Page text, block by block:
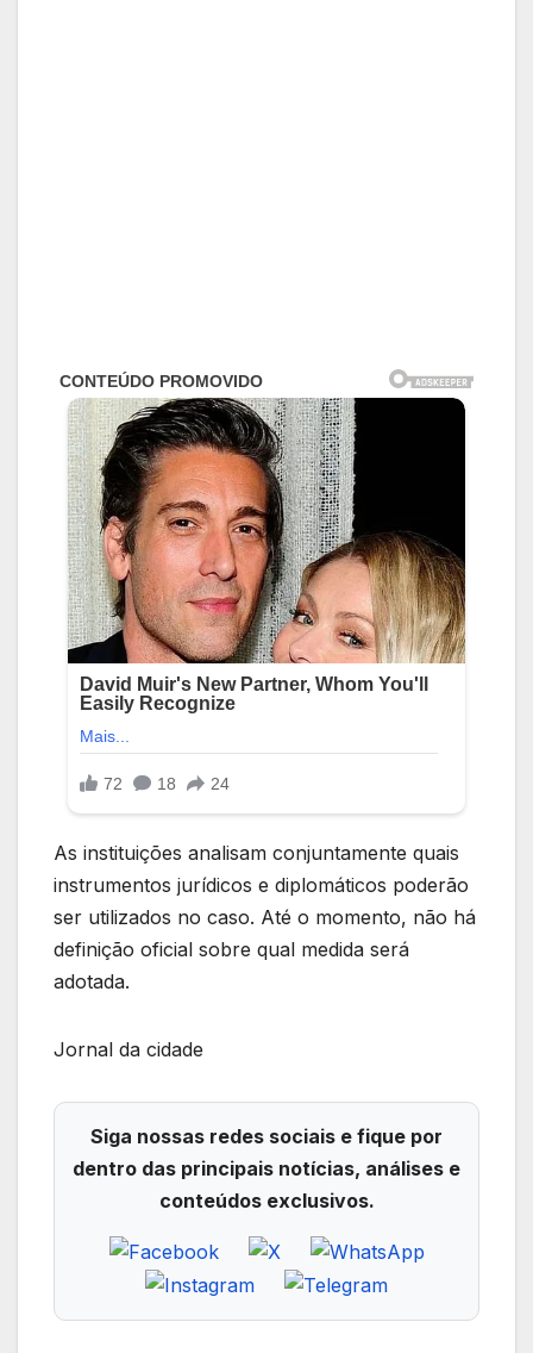
As instituições analisam conjuntamente quais
instrumentos jurídicos e diplomáticos poderão
ser utilizados no caso. Até o momento, não há
definição oficial sobre qual medida será
adotada.
Jornal da cidade
Siga nossas redes sociais e fique por
dentro das principais notícias, análises e
conteúdos exclusivos.